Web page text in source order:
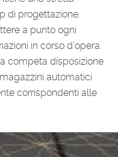
di progettazione.
a punto ogni
in corso d’opera.
competa disposizione
automatici
corrispondenti alle